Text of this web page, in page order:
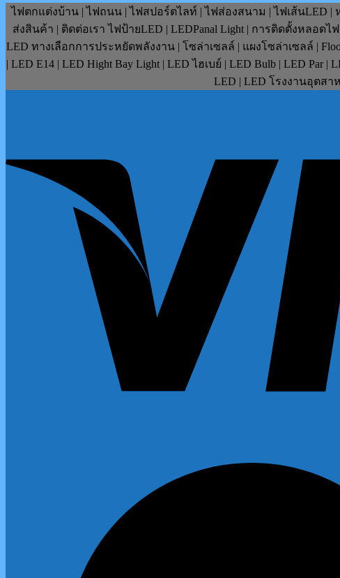
ไฟตกแต่งบ้าน | ไฟถนน | ไฟสปอร์ตไลท์ | ไฟส่องสนาม | ไฟเส้นLED |
ส่งสินค้า | ติดต่อเรา ไฟป้ายLED | LEDPanal Light | การติดตั้งหลอดไ
LED ทางเลือกการประหยัดพลังงาน | โซล่าเซลล์ | แผงโซล่าเซลล์ |
| LED E14 | LED Hight Bay Light | LED ไฮเบย์ | LED Bulb | LED
LED | LED โรงงานอุตสา